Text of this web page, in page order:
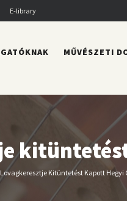
E-library
MŰVÉSZETI
Kitüntetést Kapott Hegyi